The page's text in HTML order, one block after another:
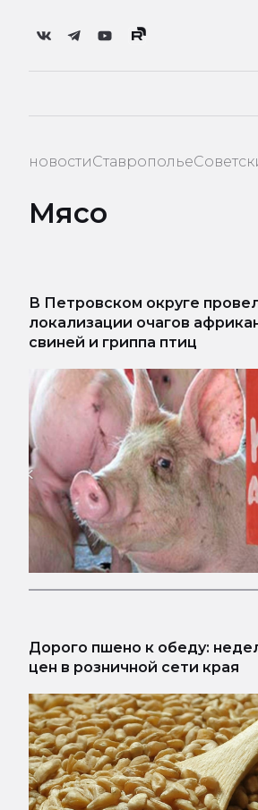
новостиСтаврополье
Мясо
В Петровском округе
локализации очагов
свиней и гриппа птиц
Дорого пшено к обеду:
цен в розничной сети края